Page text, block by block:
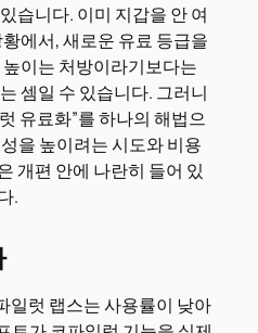
습니다. 이미 지갑을 안 여
에서, 새로운 유료 등급을
이는 처방이라기보다는
셈일 수 있습니다. 그러니
유료화”를 하나의 해법으
을 높이려는 시도와 비용
개편 안에 나란히 들어 있
.
일럿 랩스는 사용률이 낮아